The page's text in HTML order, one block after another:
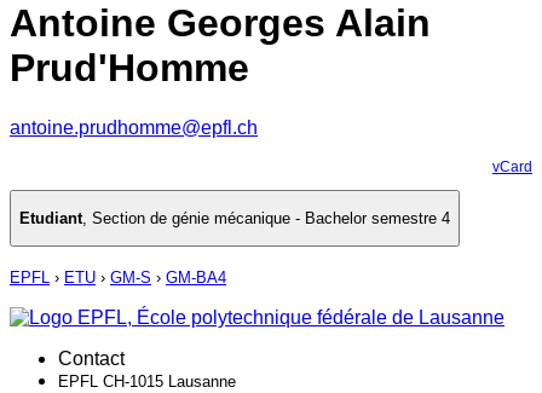
Antoine Georges Alain
Prud'Homme
antoine.prudhomme@epfl.ch
vCard
Etudiant, Section de génie mécanique - Bachelor semestre 4
EPFL › ETU › GM-S › GM-BA4
Contact
EPFL CH-1015 Lausanne